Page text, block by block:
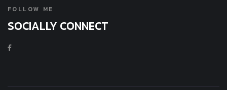
FOLLOW ME
SOCIALLY CONNECT